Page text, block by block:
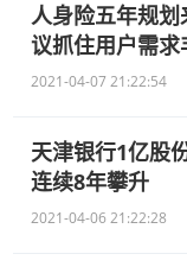
人身险五年规
议抓住用户需
2021-04-07 21:22:54
天津银行1亿股
连续8年攀升
2021-04-06 21:22:28